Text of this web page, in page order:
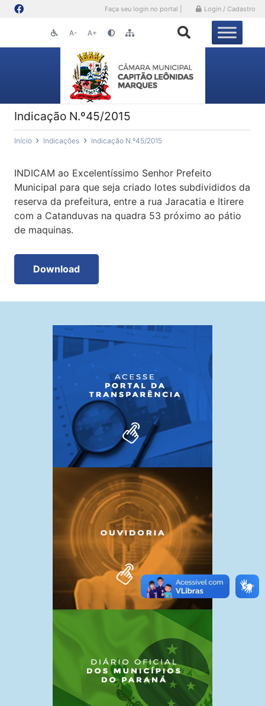
Faça seu login no portal | Login / Cadastro
A- A+
Indicação N.º45/2015
Início Indicações Indicação N.º45/2015
INDICAM ao Excelentíssimo Senhor Prefeito
Municipal para que seja criado lotes subdivididos da
reserva da prefeitura, entre a rua Jaracatia e Itirere
com a Catanduvas na quadra 53 próximo ao pátio
de maquinas.
Download